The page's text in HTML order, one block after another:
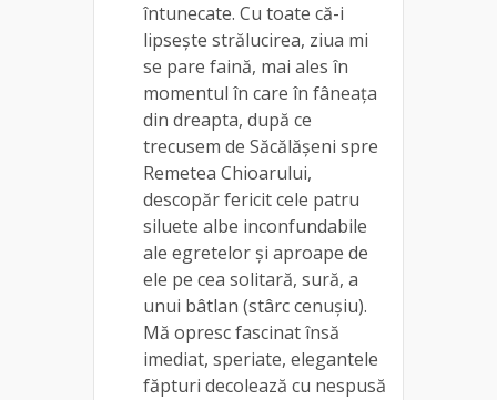
întunecate. Cu toate că-i
lipsește strălucirea, ziua mi
se pare faină, mai ales în
momentul în care în fâneața
din dreapta, după ce
trecusem de Săcălășeni spre
Remetea Chioarului,
descopăr fericit cele patru
siluete albe inconfundabile
ale egretelor și aproape de
ele pe cea solitară, sură, a
unui bâtlan (stârc cenușiu).
Mă opresc fascinat însă
imediat, speriate, elegantele
făpturi decolează cu nespusă